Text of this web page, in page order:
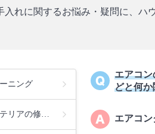
入れに関するお悩み・疑問に、ハ
ニング
リアの修…
エアコン
どと何か
エアコ